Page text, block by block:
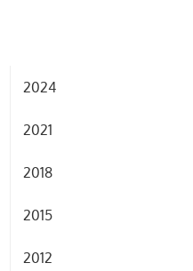
2024
2021
2018
2015
2012